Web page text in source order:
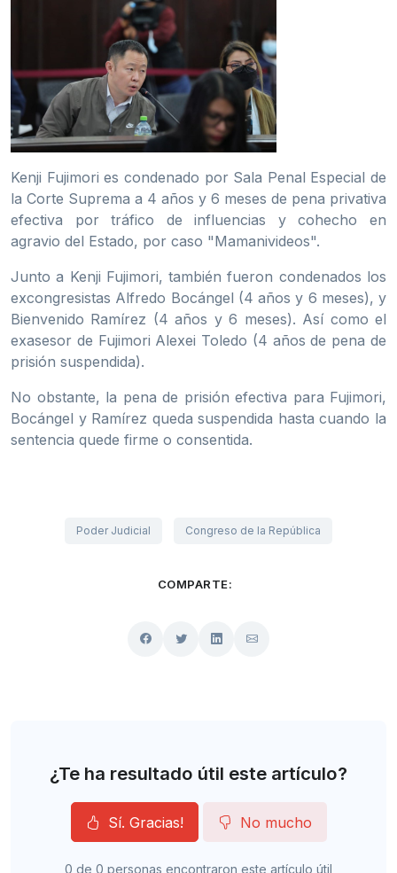
Kenji Fujimori es condenado por Sala Penal Especial de
la Corte Suprema a 4 años y 6 meses de pena privativa
efectiva por tráfico de influencias y cohecho en
agravio del Estado, por caso "Mamanivideos".
Junto a Kenji Fujimori, también fueron condenados los
excongresistas Alfredo Bocángel (4 años y 6 meses), y
Bienvenido Ramírez (4 años y 6 meses). Así como el
exasesor de Fujimori Alexei Toledo (4 años de pena de
prisión suspendida).
No obstante, la pena de prisión efectiva para Fujimori,
Bocángel y Ramírez queda suspendida hasta cuando la
sentencia quede firme o consentida.
Poder Judicial Congreso de la República
COMPARTE:
¿Te ha resultado útil este artículo?
Sí. Gracias! No mucho
0 de 0 personas encontraron este artículo útil